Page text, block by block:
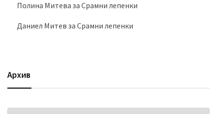
Полина Митева за Срамни лепенки
Даниел Митев за Срамни лепенки
Архив
Архив